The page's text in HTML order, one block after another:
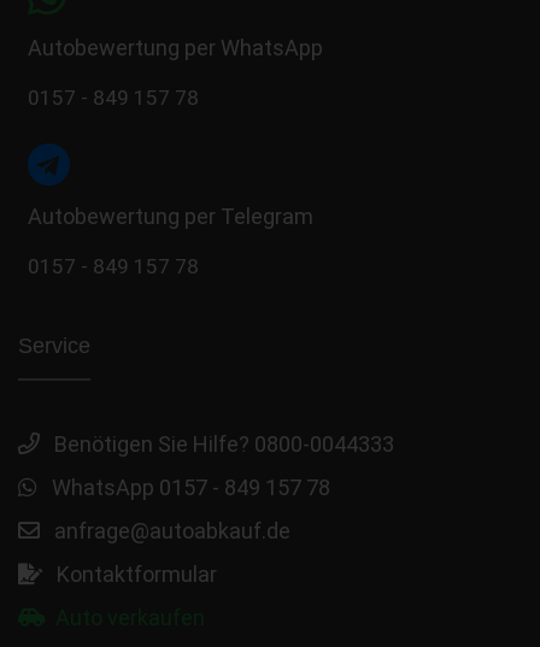
Autobewertung per WhatsApp
0157 - 849 157 78
Autobewertung per Telegram
0157 - 849 157 78
Service
Benötigen Sie Hilfe? 0800-0044333
WhatsApp 0157 - 849 157 78
anfrage@autoabkauf.de
Kontaktformular